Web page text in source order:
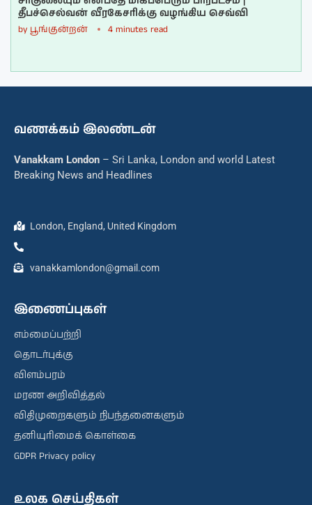
தீபச்செல்வன் வீரகேசரிக்கு வழங்கிய செவ்வி
by பூங்குன்றன் 4 minutes read
வணக்கம் இலண்டன்
Vanakkam London – Sri Lanka, London and world Latest
Breaking News and Headlines
London, England, United Kingdom
vanakkamlondon@gmail.com
இணைப்புகள்
எம்மைப்பற்றி
தொடர்புக்கு
விளம்பரம்
மரண அறிவித்தல்
விதிமுறைகளும் நிபந்தனைகளும்
தனியுரிமைக் கொள்கை
GDPR Privacy policy
உலக செய்திகள்